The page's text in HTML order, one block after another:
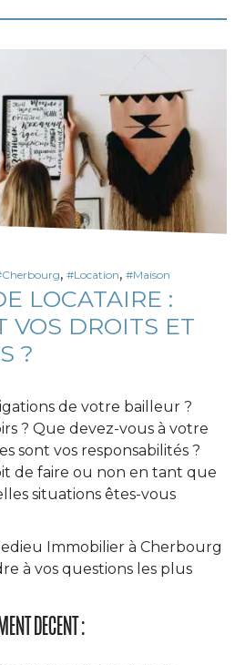
, #Location, #Maison
LOCATAIRE :
VOS DROITS ET
?
de votre bailleur ?
? Que devez-vous à votre
sont vos responsabilités ?
de faire ou non en tant que
situations êtes-vous
Immobilier à Cherbourg
à vos questions les plus
DECENT :